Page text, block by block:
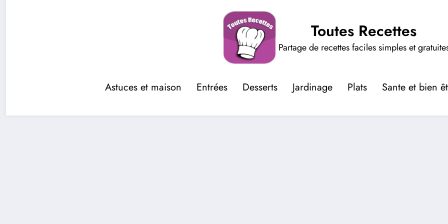
Toutes Recettes
Partage de recettes faciles simples et
Astuces et maison Entrées Desserts Jardinage Plats Sante et bien